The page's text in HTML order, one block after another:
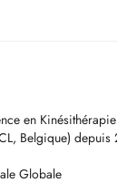
en
Belgique)
Globale